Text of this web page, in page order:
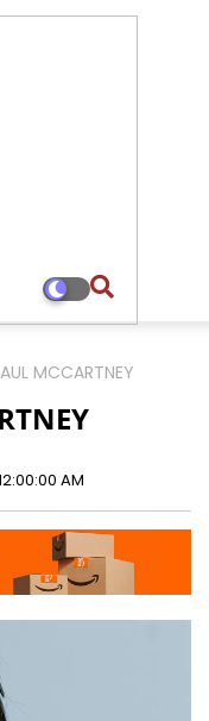
MCCARTNEY
AM